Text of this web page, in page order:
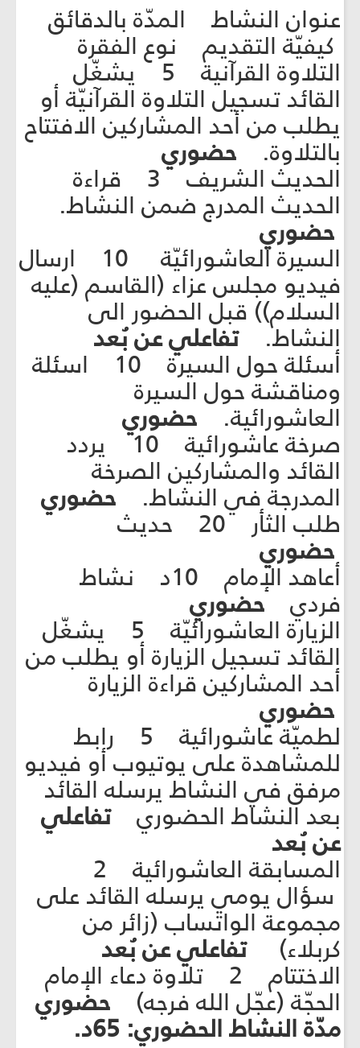
عنوان النشاط المدّة بالدقائق
كيفيّة التقديم نوع الفقرة
التلاوة القرآنية 5 يشغّل
القائد تسجيل التلاوة القرآنيّة أو
يطلب من أحد المشاركين الافتتاح
بالتلاوة. حضوري
الحديث الشريف 3 قراءة
الحديث المدرج ضمن النشاط.
حضوري
السيرة العاشورائيّة 10 ارسال
فيديو مجلس عزاء (القاسم (عليه
السلام)) قبل الحضور الى
النشاط.تفاعلي عن بُعد
أسئلة حول السيرة 10 اسئلة
ومناقشة حول السيرة
العاشورائية. حضوري
صرخة عاشورائية 10 يردد
القائد والمشاركين الصرخة
المدرجة في النشاط. حضوري
طلب الثأر 20 حديث
حضوري
أعاهد الإمام 10د نشاط
فرديحضوري
الزيارة العاشورائيّة 5 يشغّل
القائد تسجيل الزيارة أو يطلب من
أحد المشاركين قراءة الزيارة
حضوري
لطميّة عاشورائية 5 رابط
للمشاهدة على يوتيوب أو فيديو
مرفق في النشاط يرسله القائد
بعد النشاط الحضوريتفاعلي
عن بُعد
سؤال يومي يرسله القائد على
مجموعة الواتساب (زائر من
كربلاء)تفاعلي عن بُعد
الاختتام 2 تلاوة دعاء الإمام
الحجّة (عجّل الله فرجه) حضوري
مدّة النشاط الحضوري: 65د.